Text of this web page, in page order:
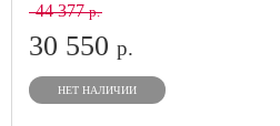
44 377р.
30 550 р.
НЕТ НАЛИЧИИ